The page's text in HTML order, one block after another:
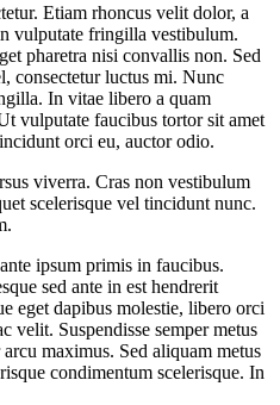
Etiam rhoncus velit dolor, a
vulputate fringilla vestibulum.
pharetra nisi convallis non. Sed
consectetur luctus mi. Nunc
In vitae libero a quam
vulputate faucibus tortor sit amet
orci eu, auctor odio.
viverra. Cras non vestibulum
scelerisque vel tincidunt nunc.
ipsum primis in faucibus.
sed ante in est hendrerit
eget dapibus molestie, libero orci
velit. Suspendisse semper metus
maximus. Sed aliquam metus
condimentum scelerisque. In